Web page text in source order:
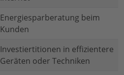
Energiesparberatung beim
Kunden
Investiertitionen in effizientere
Geräten oder Techniken